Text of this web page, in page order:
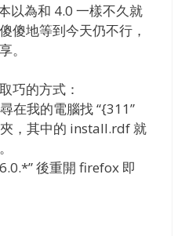
以為和 4.0 一樣不久就
傻地等到今天仍不行，
。
巧的方式：
在我的電腦找 “{311”
，其中的 install.rdf 就
後重開 firefox 即